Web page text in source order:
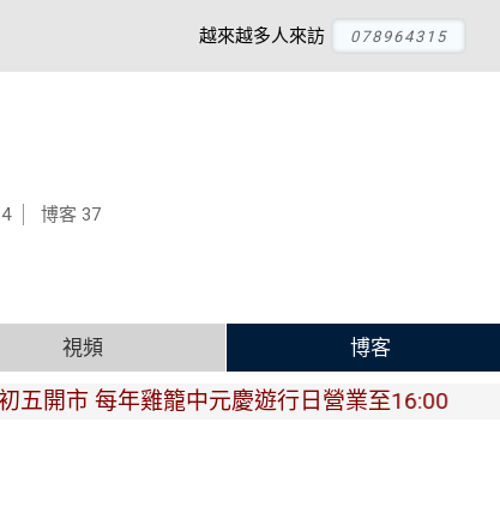
越來越多人來訪 078964315
博客 37
視頻 博客
每年雞籠中元慶遊行日營業至16:00